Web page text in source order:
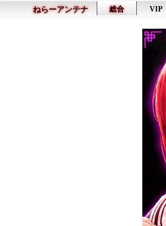
ねらーアンテナ 総合 VIP